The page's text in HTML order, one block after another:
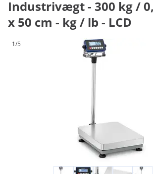
Industrivægt - 300 kg /
x 50 cm - kg / lb - LCD
1/5